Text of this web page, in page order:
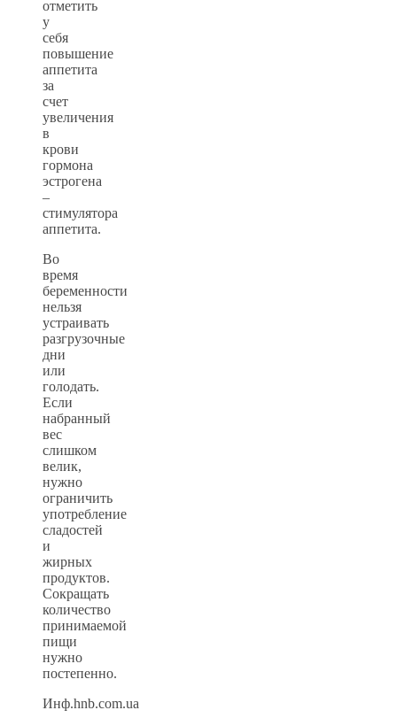
отметить
у
себя
повышение
аппетита
за
счет
увеличения
в
крови
гормона
эстрогена
–
стимулятора
аппетита.
Во
время
беременности
нельзя
устраивать
разгрузочные
дни
или
голодать.
Если
набранный
вес
слишком
велик,
нужно
ограничить
употребление
сладостей
и
жирных
продуктов.
Сокращать
количество
принимаемой
пищи
нужно
постепенно.
Инф.hnb.com.ua